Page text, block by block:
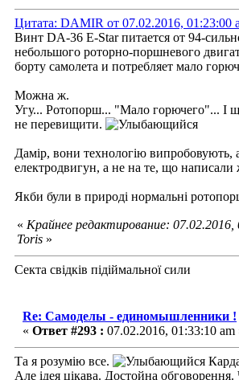
Цитата: DAMIR от 07.02.2016, 01:23:00
Винт DA-36 E-Star питается от 94-
небольшого роторно-поршневого
борту самолета и потребляет мало
Можна ж.
Угу... Ротопорш... "Мало горючего"... І
не перевищити.
Дамір, вони технологію
електродвигун, а не на те, що написали
Якби були в природі нормальні
« Крайнее редактирование:
Toris »
Секта свідків підіймальної сили
Re: Самоделы - единомышленники !
« Ответ #293 : 07.02.2016, 01:33:10 am
Та я розумію все.
Але ідея цікава. Достойна